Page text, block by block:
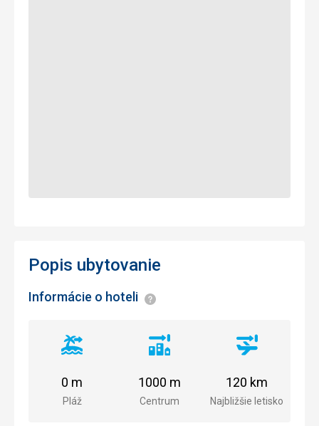
Popis ubytovanie
Informácie o hoteli Informácie
Vzdialenosť
pláže
Pláž
0 m
Vzdialenosť
centra
Centrum
1000 m
Vzdialenosť
letiska
Najbližšie letisko
120 km